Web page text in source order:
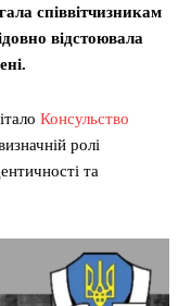
співвітчизникам
відстоювала
Консульство
ролі
та